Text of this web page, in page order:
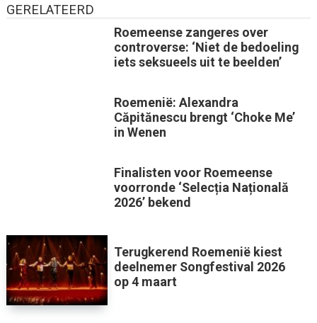
GERELATEERD
Roemeense zangeres over
controverse: ‘Niet de bedoeling
iets seksueels uit te beelden’
Roemenië: Alexandra
Căpitănescu brengt ‘Choke Me’
in Wenen
Finalisten voor Roemeense
voorronde ‘Selecția Națională
2026’ bekend
Terugkerend Roemenië kiest
deelnemer Songfestival 2026
op 4 maart